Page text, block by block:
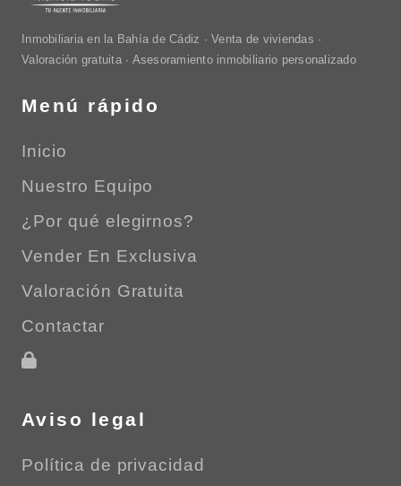
Inmobiliaria en la Bahía de Cádiz · Venta de viviendas ·
Valoración gratuita · Asesoramiento inmobiliario personalizado
Menú rápido
Inicio
Nuestro Equipo
¿Por qué elegirnos?
Vender En Exclusiva
Valoración Gratuita
Contactar
Aviso legal
Política de privacidad